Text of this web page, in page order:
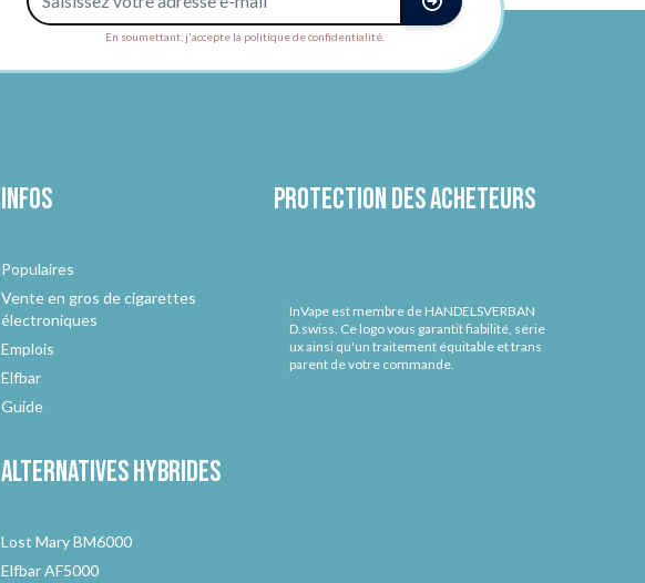
En soumettant, j'accepte la politique de confidentialité.
Infos
Populaires
Vente en gros de cigarettes
électroniques
Emplois
Elfbar
Guide
Alternativeshybrides
Lost Mary BM6000
Elfbar AF5000
Protection des acheteurs
InVape est membre de HANDELSVERBAN
D.swiss. Ce logo vous garantit fiabilité, série
ux ainsi qu'un traitement équitable et trans
parent de votre commande.